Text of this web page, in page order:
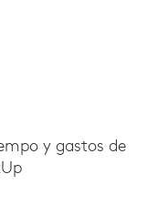
y gastos de